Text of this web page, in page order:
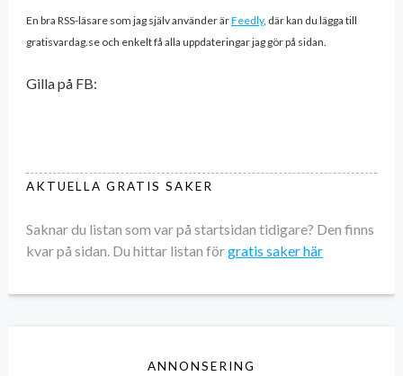
En bra RSS-läsare som jag själv använder ärFeedly, där kan du lägga till
gratisvardag.se och enkelt få alla uppdateringar jag gör på sidan.
Gilla på FB:
AKTUELLA GRATIS SAKER
Saknar du listan som var på startsidan tidigare? Den finns
kvar på sidan. Du hittar listan förgratis saker här
ANNONSERING